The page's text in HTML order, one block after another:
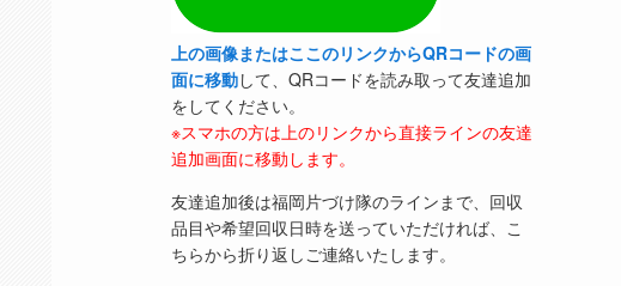
上の画像またはここのリンクからQRコードの画
面に移動して、QRコードを読み取って友達追加
をしてください。
※スマホの方は上のリンクから直接ラインの友達
追加画面に移動します。
友達追加後は福岡片づけ隊のラインまで、回収
品目や希望回収日時を送っていただければ、こ
ちらから折り返しご連絡いたします。